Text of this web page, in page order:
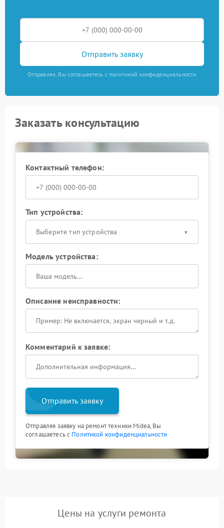
Отправить заявку
Отправляя, Вы соглашаетесь с политикой конфиденциальности
Заказать консультацию
Контактный телефон:
Тип устройства:
Выберите тип устройства
Модель устройства:
Описание неисправности:
Комментарий к заявке:
Отправить заявку
Отправляя заявку на ремонт техники Midea, Вы
соглашаетесь с Политикой конфиденциальности
Цены на услуги ремонта